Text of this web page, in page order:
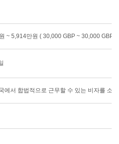
~ 5,914만원 ( 30,000 GBP ~ 30,000 GBP )
에서 합법적으로 근무할 수 있는 비자를 소